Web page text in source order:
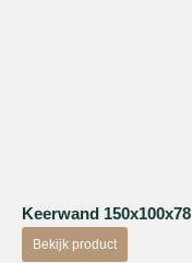
Keerwand 150x100x78
Bekijk product